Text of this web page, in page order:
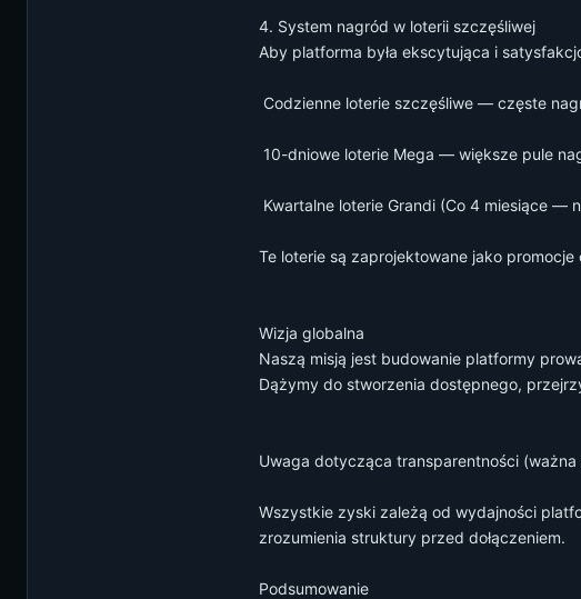
4. System nagród w loterii szczęśliwej
Aby platforma była ekscytująca i
Codzienne loterie szczęśliwe — częste
10-dniowe loterie Mega — większe pule
Kwartalne loterie Grandi (Co 4 miesiące —
Te loterie są zaprojektowane jako
Wizja globalna
Naszą misją jest budowanie platformy
Dążymy do stworzenia dostępnego,
️Uwaga dotycząca transparentności
Wszystkie zyski zależą od wydajności
zrozumienia struktury przed dołączeniem.
Podsumowanie